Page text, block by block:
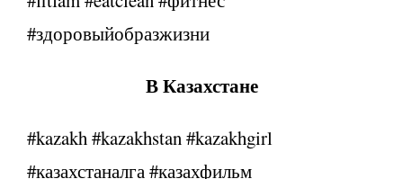
#здоровыйобразжизни
В Казахстане
#kazakh #kazakhstan #kazakhgirl
#казахстаналга #казахфильм